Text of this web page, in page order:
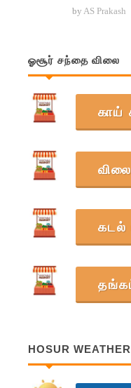
by AS Prakash
ஓசூர் சந்தை விலை
காய்
கடல்
HOSUR